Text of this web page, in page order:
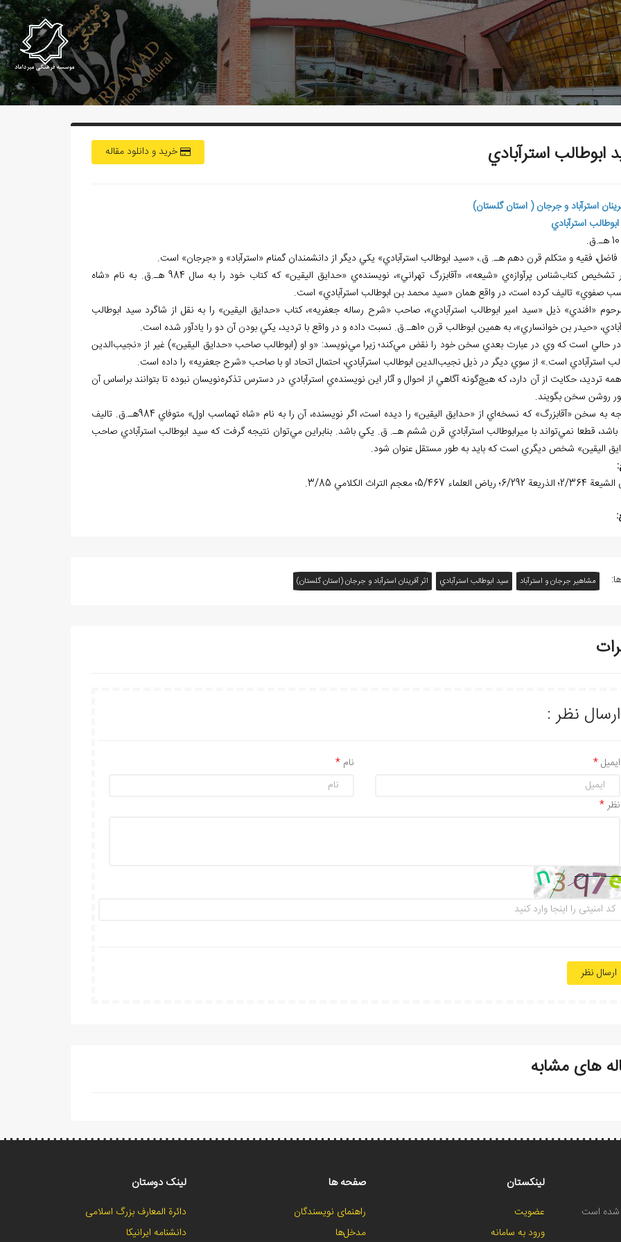
خرید و دانلود مقاله ابوطالب استرآبادي
استرآباد و جرجان ( استان گلستان)
استرآبادي
فاضل، فقيه و متكلم قرن دهم هـ. ق.، «سيد ابوطالب استرآبادي» يكي ديگر از دانشمندان گمنام «استرآباد» و «جرجان» است.
بنا بر تشخيص كتاب‌شناس پرآوازه‌ي «شيعه»، «آقابزرگ تهراني»، نويسنده‌ي «حدايق اليقين» كه كتاب خود را به سال 984 هـ.ق. به نام «شاه
صفوي» تاليف كرده است، در واقع همان «سيد محمد بن ابوطالب استرآبادي» است.
«افندي» ذيل «سيد امير ابوطالب استرآبادي»، صاحب «شرح رساله جعفريه»، كتاب «حدايق اليقين» را به نقل از شاگرد سيد ابوطالب
«حيدر بن خوانساري»، به همين ابوطالب قرن 10هـ.ق. نسبت داده و در واقع با ترديد، يکي بودن آن دو را يادآور شده است.
حالي است كه وي در عبارت بعدي سخن خود را نقض ميكند؛ زيرا مينويسد: «و او (ابوطالب صاحب «حدايق اليقين») غير از «نجيبالدين
استرآبادي است.» از سوي ديگر در ذيل نجيبالدين ابوطالب استرآبادي، احتمال اتحاد او با صاحب «شرح جعفريه» را داده است.
ترديد، حكايت از آن دارد، كه هيچ‌گونه آگاهي از احوال و آثار اين نويسنده‌ي استرآبادي در دسترس تذكره‌نويسان نبوده تا بتوانند براساس آن
روشن سخن بگويند.
به سخن «آقابزرگ» كه نسخه
اي از «حدايق اليقين» را ديده است، اگر نويسنده، آن را به نام «شاه تهماسب اول» متوفاي 984هـ.ق. تاليف
باشد، قطعا نميتواند با ميرابوطالب استرآبادي قرن ششم هـ. ق. يكي باشد. بنابراين ميتوان نتيجه گرفت كه سيد ابوطالب استرآبادي صاحب
اليقين» شخص ديگري است كه بايد به طور مستقل عنوان شود.
رياض العلماء 5/467؛ معجم التراث الكلامي 3/85.
مشاهیر جرجان و استرآباد سيد ابوطالب استرآبادي اثر آفرينان استرآباد و جرجان (استان گلستان)
ارسال نظر :
نام ایمیل
نظر
ارسال نظر
های مشابه
شده است
لینکستان
عضویت
ورود به سامانه
صفحه ها
راهنمای نویسندگان
مدخل‌ها
لینک دوستان
دائرة المعارف بزرگ اسلامی
دانشنامه ایرانیکا